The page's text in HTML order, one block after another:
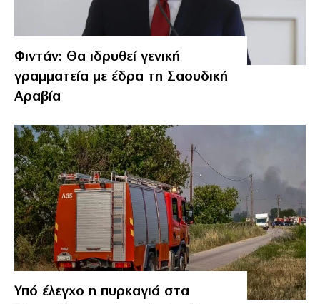
Φιντάν: Θα ιδρυθεί γενική
γραμματεία με έδρα τη Σαουδική
Αραβία
Υπό έλεγχο η πυρκαγιά στα